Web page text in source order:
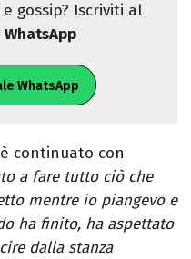
gossip? Iscriviti al
WhatsApp
WhatsApp
continuato con
a fare tutto ciò che
mentre io piangevo e
ha finito, ha aspettato
dalla stanza